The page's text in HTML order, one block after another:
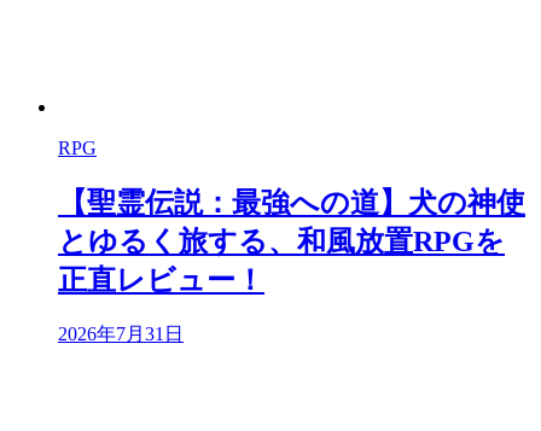
RPG
【聖霊伝説：最強への道】犬の神使
とゆるく旅する、和風放置RPGを
正直レビュー！
2026年7月31日